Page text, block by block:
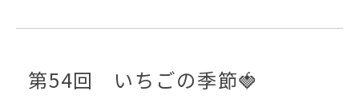
第54回 いちごの季節🍓